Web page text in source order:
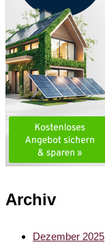
Archiv
Dezember 2025